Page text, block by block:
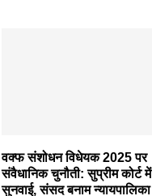
वक्फ संशोधन विधेयक 2025 पर
संवैधानिक चुनौती: सुप्रीम कोर्ट में
सुनवाई, संसद बनाम न्यायपालिका